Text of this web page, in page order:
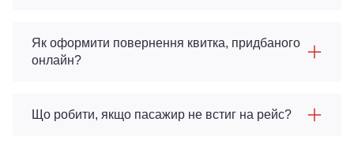
Як оформити повернення квитка, придбаного
онлайн?
Що робити, якщо пасажир не встиг на рейс?